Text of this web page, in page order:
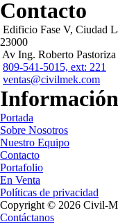
Contacto
Edificio Fase V, Ciudad
23000
Av Ing. Roberto
809-541-5015, ext: 221
ventas@civilmek.com
Información
Portada
Sobre Nosotros
Nuestro Equipo
Contacto
Portafolio
En Venta
Políticas de privacidad
Copyright © 2026 Civil-
Contáctanos